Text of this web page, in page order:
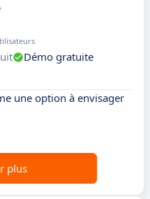
Démo gratuite
une option à envisager
plus